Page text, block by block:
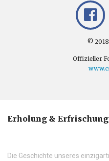
© 2018
Offizieller
Erholung & Erfrischung
Die Geschichte unseres